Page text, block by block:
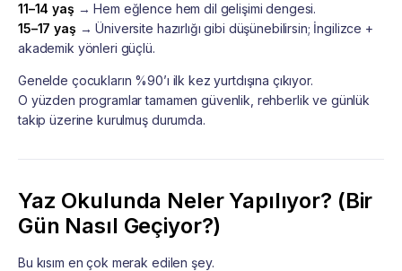
11–14 yaş → Hem eğlence hem dil gelişimi dengesi.
15–17 yaş → Üniversite hazırlığı gibi düşünebilirsin; İngilizce +
akademik yönleri güçlü.
Genelde çocukların %90’ı ilk kez yurtdışına çıkıyor.
O yüzden programlar tamamen güvenlik, rehberlik ve günlük
takip üzerine kurulmuş durumda.
Yaz Okulunda Neler Yapılıyor? (Bir
Gün Nasıl Geçiyor?)
Bu kısım en çok merak edilen şey.